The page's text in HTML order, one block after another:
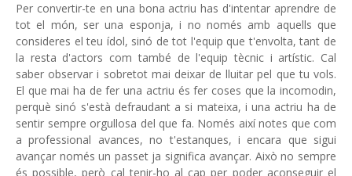
Per convertir-te en una bona actriu has d'intentar aprendre de
tot el món, ser una esponja, i no només amb aquells que
consideres el teu ídol, sinó de tot l'equip que t'envolta, tant de
la resta d'actors com també de l'equip tècnic i artístic. Cal
saber observar i sobretot mai deixar de lluitar pel que tu vols.
El que mai ha de fer una actriu és fer coses que la incomodin,
perquè sinó s'està defraudant a si mateixa, i una actriu ha de
sentir sempre orgullosa del que fa. Només així notes que com
a professional avances, no t'estanques, i encara que sigui
avançar només un passet ja significa avançar. Això no sempre
és possible, però cal tenir-ho al cap per poder aconseguir el